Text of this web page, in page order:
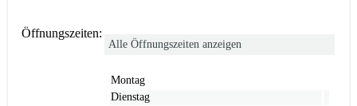
Öffnungszeiten:
Alle Öffnungszeiten anzeigen
Montag
Dienstag